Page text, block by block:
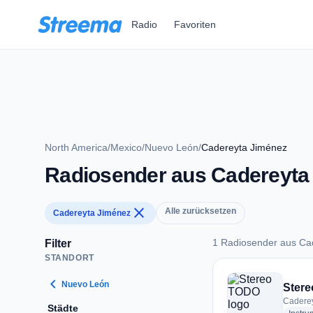
Radio Favoriten
North America/Mexico/Nuevo León/Cadereyta Jiménez
Radiosender aus
Cadereyta Jiménez close Alle zurücksetzen
Filter
STANDORT
chevron_left Nuevo León
Städte
1 Radiosender aus
1 Radiosender aus